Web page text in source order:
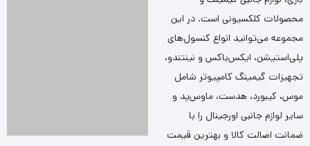
محصولات کلکسیونی است. در این
مجموعه می‌توانید انواع کنسول‌های
پلی‌استیشن، ایکس‌باکس و نینتندو،
تجهیزات گیمینگ کامپیوتر شامل
موس، کیبورد، هدست، ماوس‌پد و
سایر لوازم جانبی اورجینال را با
ضمانت اصالت کالا و بهترین قیمت